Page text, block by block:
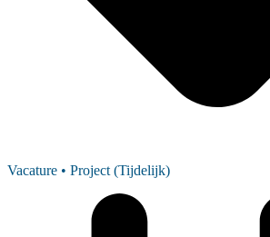
Vacature • Project (Tijdelijk)